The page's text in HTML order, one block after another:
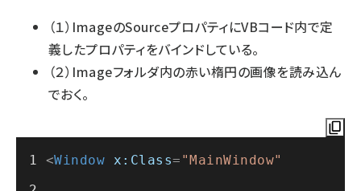
（１）ImageのSourceプロパティにVBコード内で定
義したプロパティをバインドしている。
（２）Imageフォルダ内の赤い楕円の画像を読み込ん
でおく。
<Window x:Class= "MainWindow"